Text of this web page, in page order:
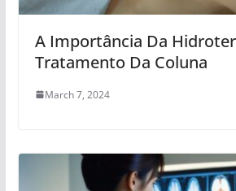
A Importância Da
Tratamento Da Coluna
March 7, 2024